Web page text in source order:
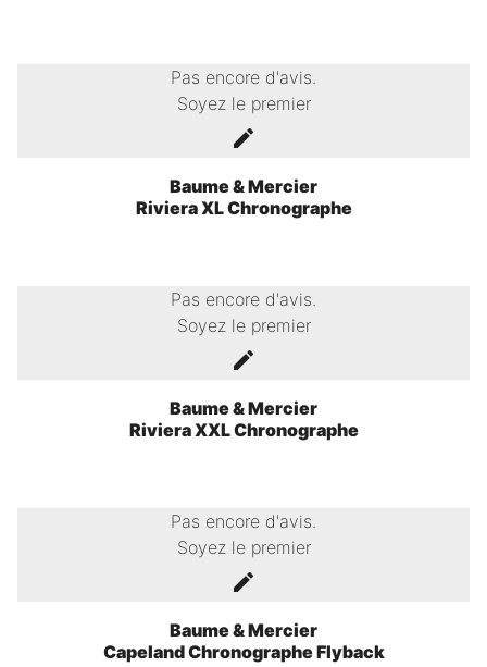
Pas encore d'avis.
Soyez le premier
Baume & Mercier
Riviera XL Chronographe
Pas encore d'avis.
Soyez le premier
Baume & Mercier
Riviera XXL Chronographe
Pas encore d'avis.
Soyez le premier
Baume & Mercier
Capeland Chronographe Flyback